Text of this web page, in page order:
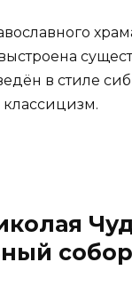
в стиле